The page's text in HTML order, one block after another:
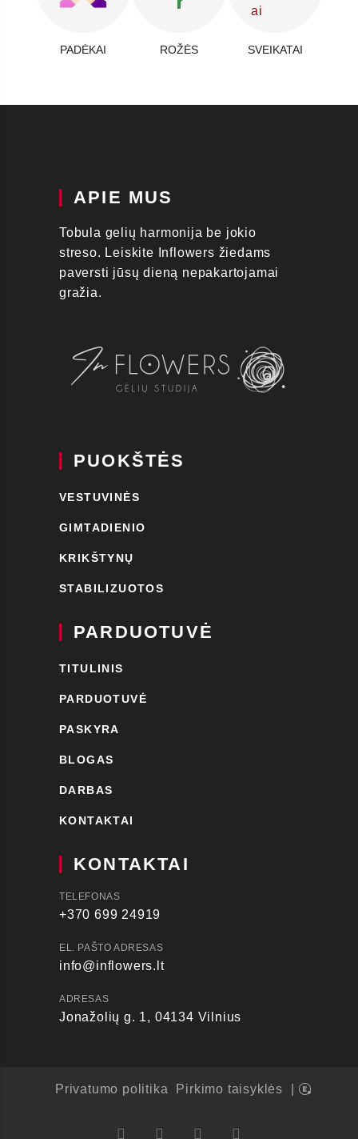
PADĖKAI ROŽĖS SVEIKATAI
APIE MUS
Tobula gelių harmonija be jokio
streso. Leiskite Inflowers žiedams
paversti jūsų dieną nepakartojamai
gražia.
PUOKŠTĖS
VESTUVINĖS
GIMTADIENIO
KRIKŠTYNŲ
STABILIZUOTOS
PARDUOTUVĖ
TITULINIS
PARDUOTUVĖ
PASKYRA
BLOGAS
DARBAS
KONTAKTAI
KONTAKTAI
TELEFONAS
+370 699 24919
EL. PAŠTO ADRESAS
info@inflowers.lt
ADRESAS
Jonažolių g. 1, 04134 Vilnius
Privatumo politika Pirkimo taisyklės